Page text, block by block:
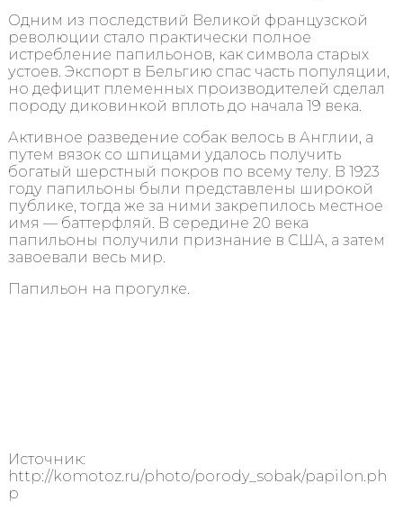
Одним из последствий Великой французской
революции стало практически полное
истребление папильонов, как символа старых
устоев. Экспорт в Бельгию спас часть популяции,
но дефицит племенных производителей сделал
породу диковинкой вплоть до начала 19 века.
Активное разведение собак велось в Англии, а
путем вязок со шпицами удалось получить
богатый шерстный покров по всему телу. В 1923
году папильоны были представлены широкой
публике, тогда же за ними закрепилось местное
имя — баттерфляй. В середине 20 века
папильоны получили признание в США, а затем
завоевали весь мир.
Папильон на прогулке.
Источник:
http://komotoz.ru/photo/porody_sobak/papilon.ph
p